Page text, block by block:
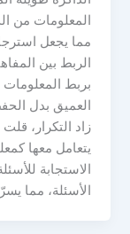
المعلومات من
مما يجعل
الربط بين
بربط
العميق بدل
زاد التكرار،
يتعامل معها
الاستجابة
الأسئلة، مما